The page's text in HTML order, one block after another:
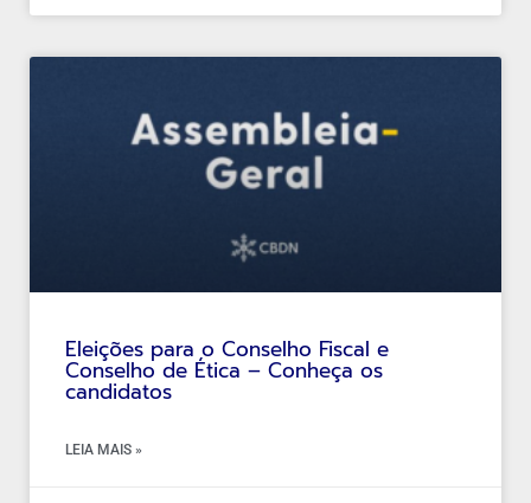
Eleições para o Conselho Fiscal e
Conselho de Ética – Conheça os
candidatos
LEIA MAIS »